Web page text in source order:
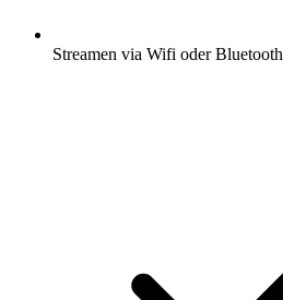
Streamen via Wifi oder Bluetooth